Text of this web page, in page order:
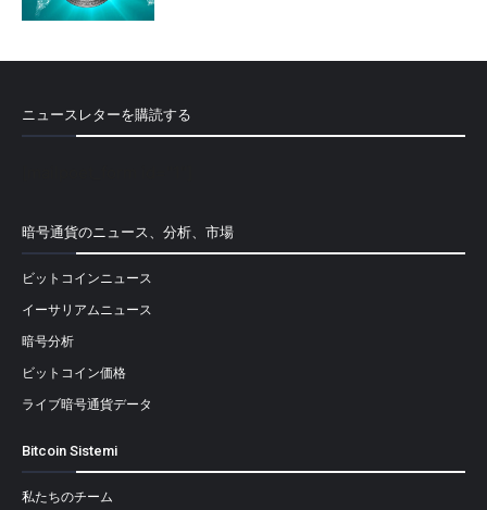
ニュースレターを購読する
暗号通貨のニュース、分析、市場
ビットコインニュース
イーサリアムニュース
暗号分析
ビットコイン価格
ライブ暗号通貨データ
Bitcoin Sistemi
私たちのチーム